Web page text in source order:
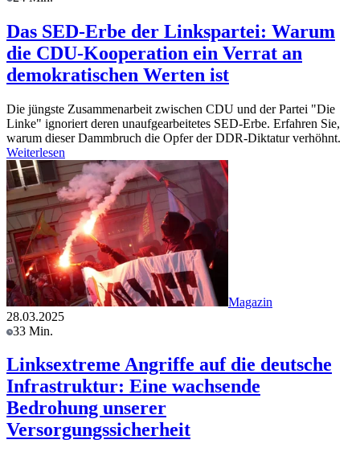
Das SED-Erbe der Linkspartei: Warum
die CDU-Kooperation ein Verrat an
demokratischen Werten ist
Die jüngste Zusammenarbeit zwischen CDU und der Partei "Die
Linke" ignoriert deren unaufgearbeitetes SED-Erbe. Erfahren Sie,
warum dieser Dammbruch die Opfer der DDR-Diktatur verhöhnt.
Weiterlesen
Magazin
28.03.2025
33 Min.
Linksextreme Angriffe auf die deutsche
Infrastruktur: Eine wachsende
Bedrohung unserer
Versorgungssicherheit